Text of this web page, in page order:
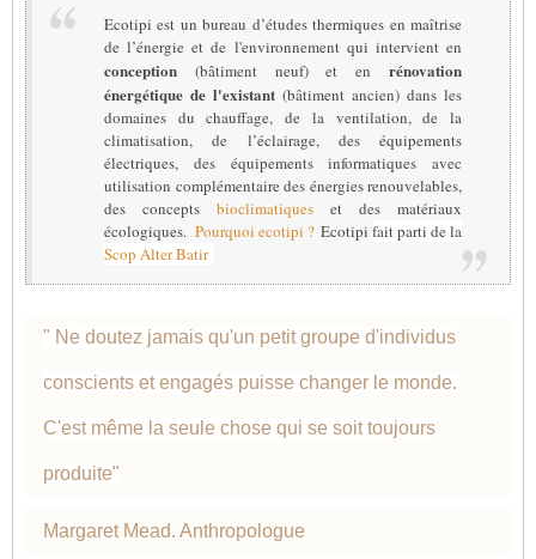
Ecotipi est un bureau d’études thermiques en maîtrise
de l’énergie et de l'environnement qui intervient en
conception (bâtiment neuf) et enrénovation
énergétique de l'existant (bâtiment ancien) dans les
domaines du chauffage, de la ventilation, de la
climatisation, de l’éclairage, des équipements
électriques, des équipements informatiques avec
utilisation complémentaire des énergies renouvelables,
des concepts bioclimatiques et des matériaux
écologiques.Pourquoi ecotipi ? Ecotipi fait parti de la
Scop Alter Batir
" Ne doutez jamais qu'un petit groupe d'individus
conscients et engagés puisse changer le monde.
C'est même la seule chose qui se soit toujours
produite"
Margaret Mead. Anthropologue